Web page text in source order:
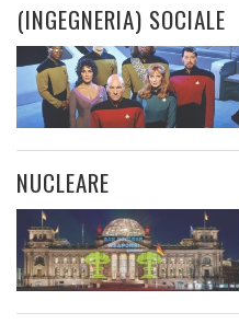
(INGEGNERIA) SOCIALE
NUCLEARE